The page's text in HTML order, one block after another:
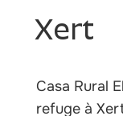
Xert
Casa Rural
refuge à